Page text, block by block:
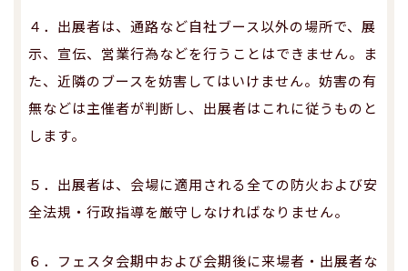
４．出展者は、通路など自社ブース以外の場所で、展
示、宣伝、営業行為などを行うことはできません。ま
た、近隣のブースを妨害してはいけません。妨害の有
無などは主催者が判断し、出展者はこれに従うものと
します。
５．出展者は、会場に適用される全ての防火および安
全法規・行政指導を厳守しなければなりません。
６．フェスタ会期中および会期後に来場者・出展者な